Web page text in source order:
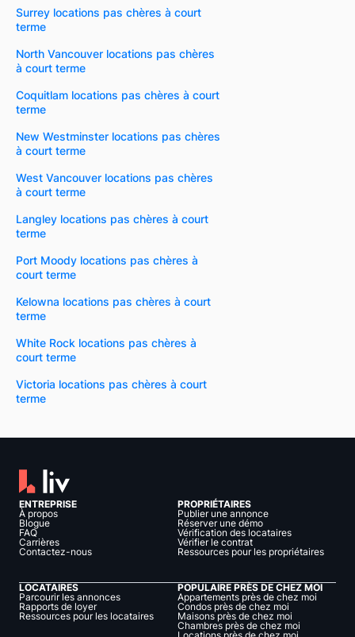
Surrey locations pas chères à court
terme
North Vancouver locations pas chères
à court terme
Coquitlam locations pas chères à court
terme
New Westminster locations pas chères
à court terme
West Vancouver locations pas chères
à court terme
Langley locations pas chères à court
terme
Port Moody locations pas chères à
court terme
Kelowna locations pas chères à court
terme
White Rock locations pas chères à
court terme
Victoria locations pas chères à court
terme
ENTREPRISE
À propos
Blogue
FAQ
Carrières
Contactez-nous
PROPRIÉTAIRES
Publier une annonce
Réserver une démo
Vérification des locataires
Vérifier le contrat
Ressources pour les propriétaires
LOCATAIRES
Parcourir les annonces
Rapports de loyer
Ressources pour les locataires
POPULAIRE PRÈS DE CHEZ MOI
Appartements près de chez moi
Condos près de chez moi
Maisons près de chez moi
Chambres près de chez moi